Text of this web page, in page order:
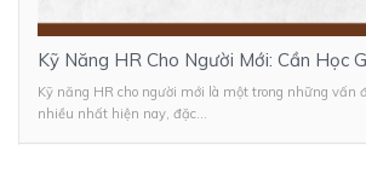
Kỹ Năng HR Cho Người Mới: Cần Học
Kỹ năng HR cho người mới là một trong những vấn
nhiều nhất hiện nay, đặc...